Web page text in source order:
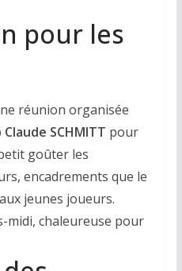
pour les
réunion organisée
Claude SCHMITT pour
goûter les
encadrements que le
jeunes joueurs.
midi, chaleureuse pour